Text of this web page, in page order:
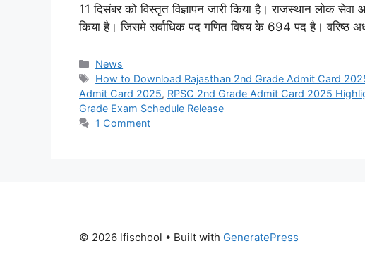
11 दिसंबर को विस्तृत विज्ञापन जारी किया है। राजस्थान लोक
किया है। जिसमे सर्वाधिक पद गणित विषय के 694 पद है। वरिष्ठ
Categories
News
Tags
How to Download Rajasthan 2nd Grade Admit Card
Admit Card 2025, RPSC 2nd Grade Admit Card 2025
Grade Exam Schedule Release
1 Comment
© 2026 lfischool • Built with GeneratePress